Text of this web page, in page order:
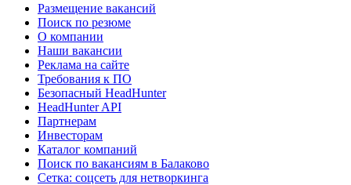
Размещение вакансий
Поиск по резюме
О компании
Наши вакансии
Реклама на сайте
Требования к ПО
Безопасный HeadHunter
HeadHunter API
Партнерам
Инвесторам
Каталог компаний
Поиск по вакансиям в Балаково
Сетка: соцсеть для нетворкинга